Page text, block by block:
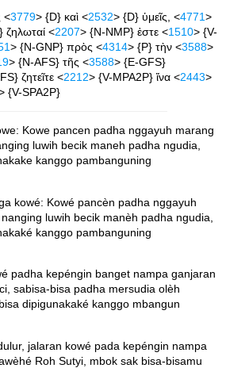
<3779> {D} καὶ <2532> {D} ὑμεῖς, <4771>
ζηλωταί <2207> {N-NMP} ἐστε <1510> {V-
> {N-GNP} πρὸς <4314> {P} τὴν <3588>
> {N-AFS} τῆς <3588> {E-GFS}
ζητεῖτε <2212> {V-MPA2P} ἵνα <2443>
{V-SPA2P}
Kowe pancen padha nggayuh marang
luwih becik maneh padha ngudia,
kanggo pambanguning
kowé: Kowé pancèn padha nggayuh
luwih becik manèh padha ngudia,
kanggo pambanguning
padha kepéngin banget nampa ganjaran
sabisa-bisa padha mersudia olèh
dipigunakaké kanggo mbangun
jalaran kowé pada kepéngin nampa
Roh Sutyi, mbok sak bisa-bisamu